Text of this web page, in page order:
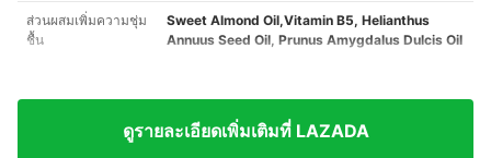
ส่วนผสมเพิ่มความชุ่ม
ชื้น
Sweet Almond Oil,Vitamin B5, Helianthus
Annuus Seed Oil, Prunus Amygdalus Dulcis Oil
ดูรายละเอียดเพิ่มเติมที่ LAZADA